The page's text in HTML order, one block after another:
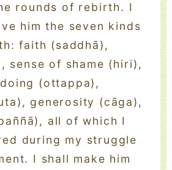
rounds of rebirth. I
him the seven kinds
faith (saddhā),
sense of shame (hiri),
(ottappa),
generosity (cāga),
all of which I
during my struggle
I shall make him